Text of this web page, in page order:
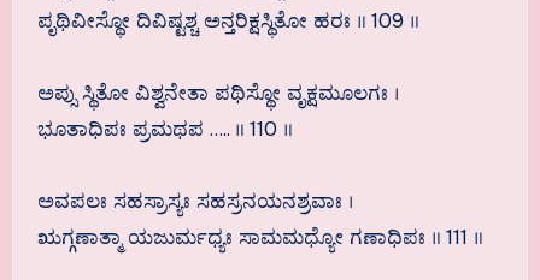
ಪೃಥಿವೀಸ್ಥೋ ದಿವಿಷ್ಟಶ್ಚ ಅನ್ತರಿಕ್ಷಸ್ಥಿತೋ ಹರಃ ॥ 109 ॥
ಅಪ್ಸು ಸ್ಥಿತೋ ವಿಶ್ವನೇತಾ ಪಥಿಸ್ಥೋ ವೃಕ್ಷಮೂಲಗಃ ।
ಭೂತಾಧಿಪಃ ಪ್ರಮಥಪ ….. ॥ 110 ॥
ಅವಪಲಃ ಸಹಸ್ರಾಸ್ಯಃ ಸಹಸ್ರನಯನಶ್ರವಾಃ ।
ಋಗ್ಗಣಾತ್ಮಾ ಯಜುರ್ಮಧ್ಯಃ ಸಾಮಮಧ್ಯೋ ಗಣಾಧಿಪಃ ॥ 111 ॥